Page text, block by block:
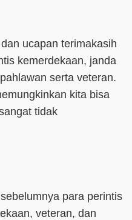
ucapan terimakasih
kemerdekaan, janda
serta veteran.
kita bisa
tidak
para perintis
veteran, dan